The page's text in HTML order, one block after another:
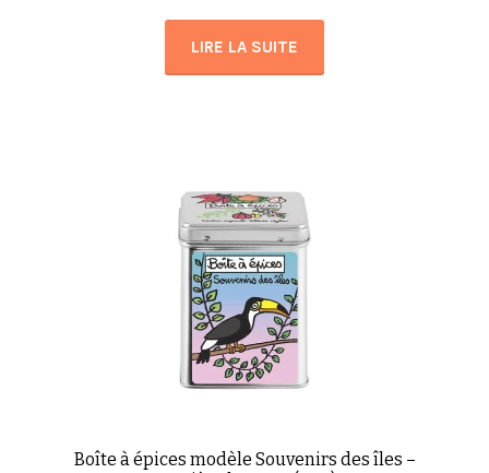
LIRE LA SUITE
Boîte à épices modèle Souvenirs des îles –